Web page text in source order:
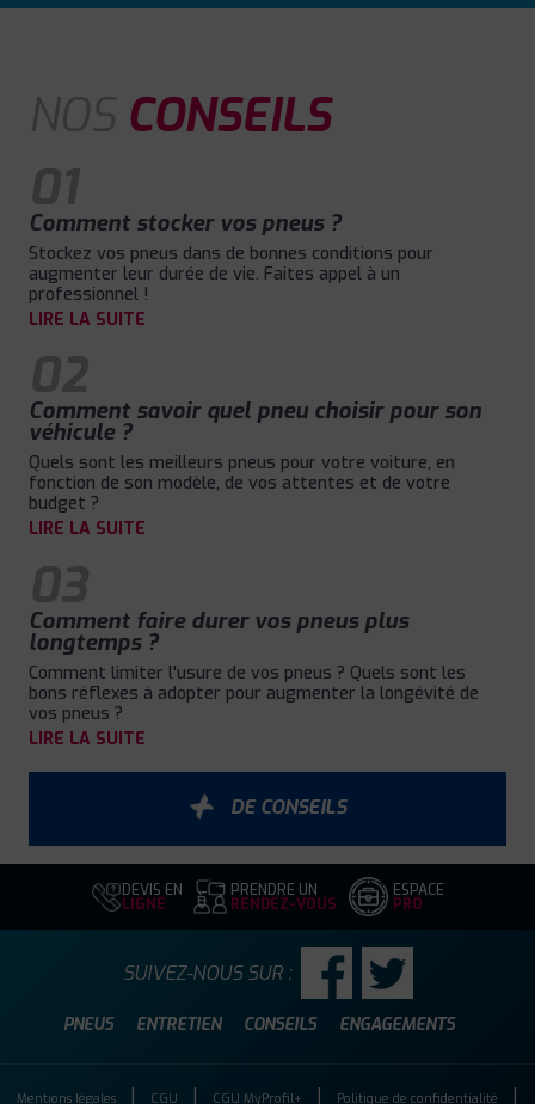
NOS CONSEILS
01
Comment stocker vos pneus ?
Stockez vos pneus dans de bonnes conditions pour
augmenter leur durée de vie. Faites appel à un
professionnel !
LIRE LA SUITE
02
Comment savoir quel pneu choisir pour son
véhicule ?
Quels sont les meilleurs pneus pour votre voiture, en
fonction de son modèle, de vos attentes et de votre
budget ?
LIRE LA SUITE
03
Comment faire durer vos pneus plus
longtemps ?
Comment limiter l'usure de vos pneus ? Quels sont les
bons réflexes à adopter pour augmenter la longévité de
vos pneus ?
LIRE LA SUITE
DE CONSEILS
DEVIS EN
LIGNE
PRENDRE UN
RENDEZ-VOUS
ESPACE
PRO
PNEUS ENTRETIEN CONSEILS ENGAGEMENTS
SUIVEZ-NOUS SUR :
Mentions légales CGU CGU MyProfil+ Politique de confidentialité